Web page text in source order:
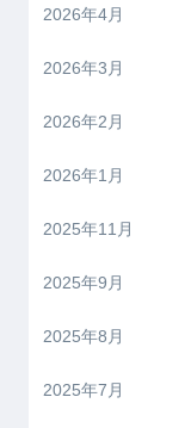
2026年4月
2026年3月
2026年2月
2026年1月
2025年11月
2025年9月
2025年8月
2025年7月